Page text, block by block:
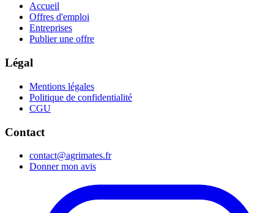
Accueil
Offres d'emploi
Entreprises
Publier une offre
Légal
Mentions légales
Politique de confidentialité
CGU
Contact
contact@agrimates.fr
Donner mon avis